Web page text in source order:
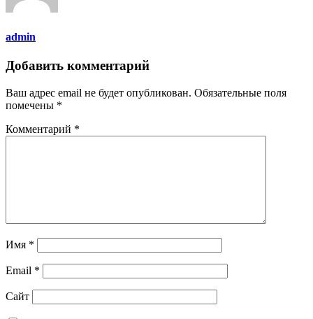
admin
Добавить комментарий
Ваш адрес email не будет опубликован. Обязательные поля
помечены *
Комментарий *
Имя *
Email *
Сайт